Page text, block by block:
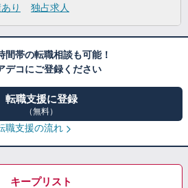
り 独占求人
間帯の転職相談も可能！
デコにご登録ください
転職支援に登録
（無料）
職支援の流れ
キープリスト